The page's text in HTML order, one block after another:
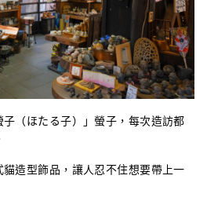
（ほたる子）」螢子，每次造訪都
造型飾品，讓人忍不住想要帶上一